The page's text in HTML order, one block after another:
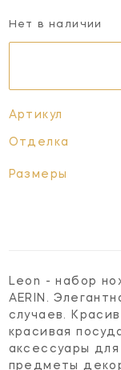
Нет в наличии
Артикул
Отделка
Размеры
Leon - набор
AERIN.
случаев.
красивая
аксессуары
предметы